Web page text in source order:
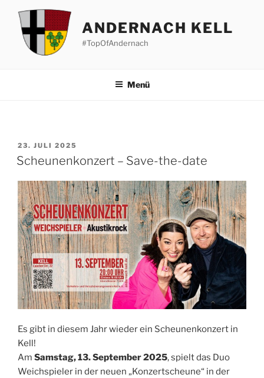
Inhalt
springen
ANDERNACH KELL
#TopOfAndernach
Menü
VERÖFFENTLICHT
AM
23. JULI 2025
Scheunenkonzert – Save-the-date
Es gibt in diesem Jahr wieder ein Scheunenkonzert in
Kell!
Am Samstag, 13. September 2025, spielt das Duo
Weichspieler in der neuen „Konzertscheune“ in der